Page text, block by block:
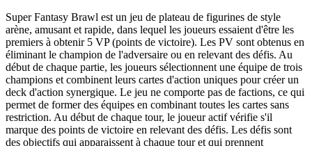
Super Fantasy Brawl est un jeu de plateau de figurines de style
arène, amusant et rapide, dans lequel les joueurs essaient d'être les
premiers à obtenir 5 VP (points de victoire). Les PV sont obtenus en
éliminant le champion de l'adversaire ou en relevant des défis. Au
début de chaque partie, les joueurs sélectionnent une équipe de trois
champions et combinent leurs cartes d'action uniques pour créer un
deck d'action synergique. Le jeu ne comporte pas de factions, ce qui
permet de former des équipes en combinant toutes les cartes sans
restriction. Au début de chaque tour, le joueur actif vérifie s'il
marque des points de victoire en relevant des défis. Les défis sont
des objectifs qui apparaissent à chaque tour et qui prennent